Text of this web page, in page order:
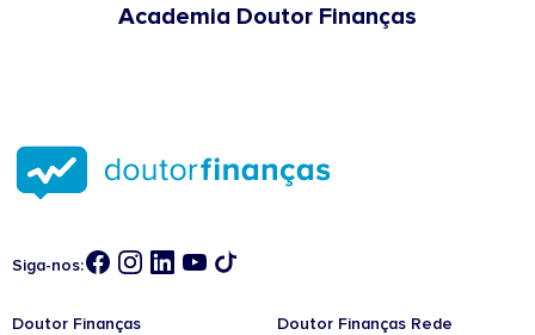
Academia Doutor Finanças
Siga-nos:
Doutor Finanças Doutor Finanças Rede